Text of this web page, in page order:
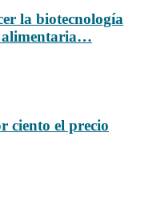
la biotecnología
alimentaria…
ciento el precio